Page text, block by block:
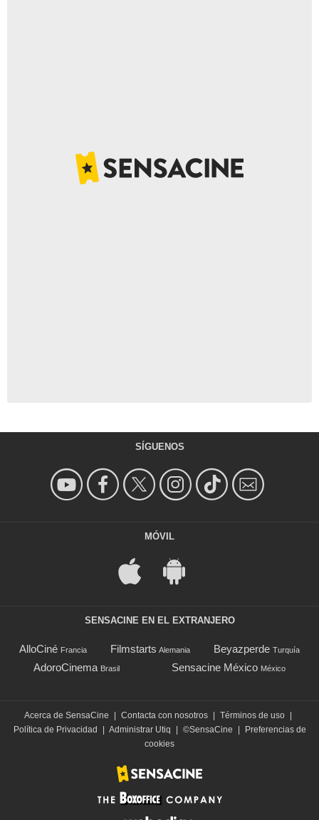
SÍGUENOS
MÓVIL
SENSACINE EN EL EXTRANJERO
AlloCiné Francia Filmstarts Alemania Beyazperde Turquía
AdoroCinema Brasil Sensacine México México
Acerca de SensaCine | Contacta con nosotros | Términos de uso |
Política de Privacidad
| Administrar Utiq | ©SensaCine |
Preferencias de
cookies